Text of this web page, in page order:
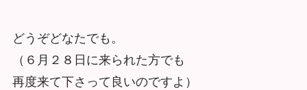
どうぞどなたでも。
（６月２８日に来られた方でも
再度来て下さって良いのですよ）